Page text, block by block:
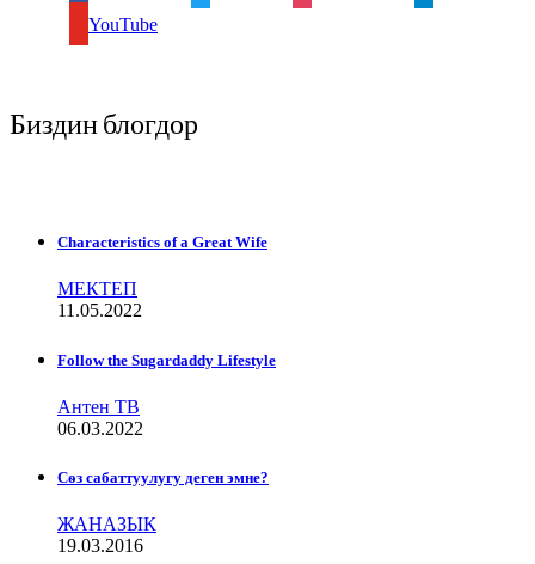
YouTube
Биздин блогдор
Characteristics of a Great Wife
МЕКТЕП
11.05.2022
Follow the Sugardaddy Lifestyle
Антен ТВ
06.03.2022
Сѳз сабаттуулугу деген эмне?
ЖАНАЗЫК
19.03.2016